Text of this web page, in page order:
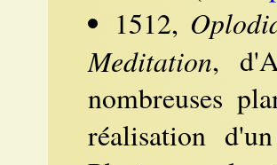
1512,
Meditation,
nombreuses
réalisation